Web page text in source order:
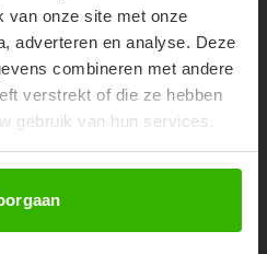
van onze site met onze
adverteren en analyse. Deze
combineren met andere
verstrekt of die ze hebben
gebruik van hun services.